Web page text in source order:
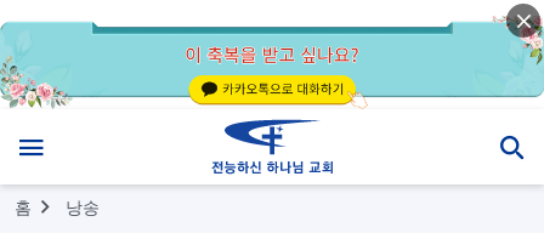
홈 낭송